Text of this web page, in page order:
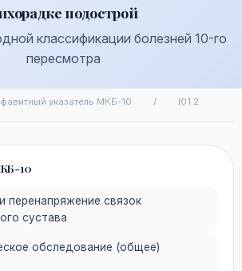
подострой
классификации болезней 10-го
пересмотра
указатель МКБ-10 / I01.2
10
перенапряжение связок
сустава
обследование (общее)